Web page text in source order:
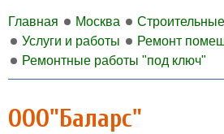
Главная Москва
Услуги и работы
Ремонт
Ремонтные работы "под ключ"
ООО"Баларс"